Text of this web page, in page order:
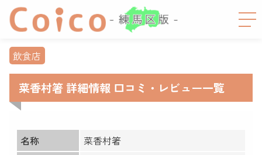
飲食店
菜香村箸 詳細情報 口コミ・レビュー一覧
名称
菜香村箸